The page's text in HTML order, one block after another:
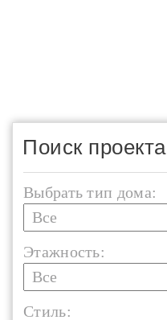
Поиск проекта
Выбрать тип дома:
Этажность:
Стиль: